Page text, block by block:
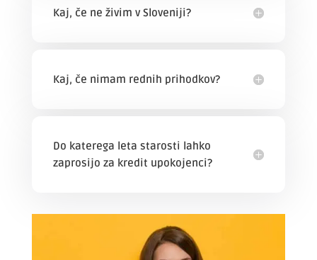
Kaj, če ne živim v Sloveniji?
Kaj, če nimam rednih prihodkov?
Do katerega leta starosti lahko
zaprosijo za kredit upokojenci?